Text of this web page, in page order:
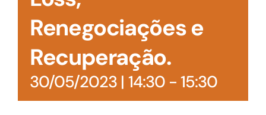
Renegociações e
Recuperação.
30/05/2023 | 14:30- 15:30